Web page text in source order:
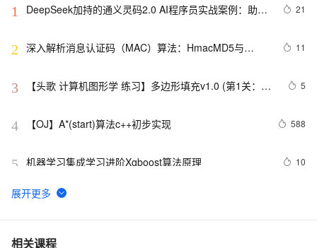
1
DeepSeek加持的通义灵码2.0 AI程序员实战案例：助力
21
2 深入解析消息认证码（MAC）算法：HmacMD5与
11
3
【头歌 计算机图形学 练习】多边形填充v1.0 (第1关：扫
3关：区域四连通种子填充算法 第4关：区域扫描线种子
5
4 【OJ】A*(start)算法c++初步实现 588
5 机器学习集成学习进阶Xgboost算法原理 10
6
【滤波跟踪】基于卡尔曼滤波算法实现飞行物体运动轨迹
7 Console-算法[for,if,break]-五个好朋友分苹果
相关课程